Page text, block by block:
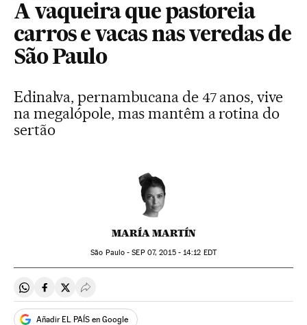
A vaqueira que pastoreia
carros e vacas nas veredas de
São Paulo
Edinalva, pernambucana de 47 anos, vive
na megalópole, mas mantêm a rotina do
sertão
MARÍA MARTÍN
São Paulo -SEP07, 2015 - 14:12 EDT
Compartir en Whatsapp
Compartir en Facebook
Compartir en Twitter
Desplegar Redes Sociales
Añadir EL PAÍS en Google